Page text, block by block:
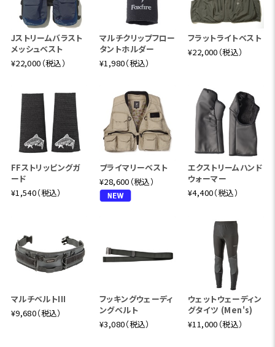
Jストリームバラスト
メッシュベスト
¥22,000（税込）
マルチクリップフロー
タントホルダー
¥1,980（税込）
フラットライトベスト
¥22,000（税込）
FFストリッピングガ
ード
¥1,540（税込）
プライマリーベスト
¥28,600（税込）
エクストリームハンド
ウォーマー
¥4,400（税込）
マルチベルトIII
¥9,680（税込）
フッキングウェーディ
ングベルト
¥3,080（税込）
ウェットウェーディン
グタイツ (Men's)
¥11,000（税込）